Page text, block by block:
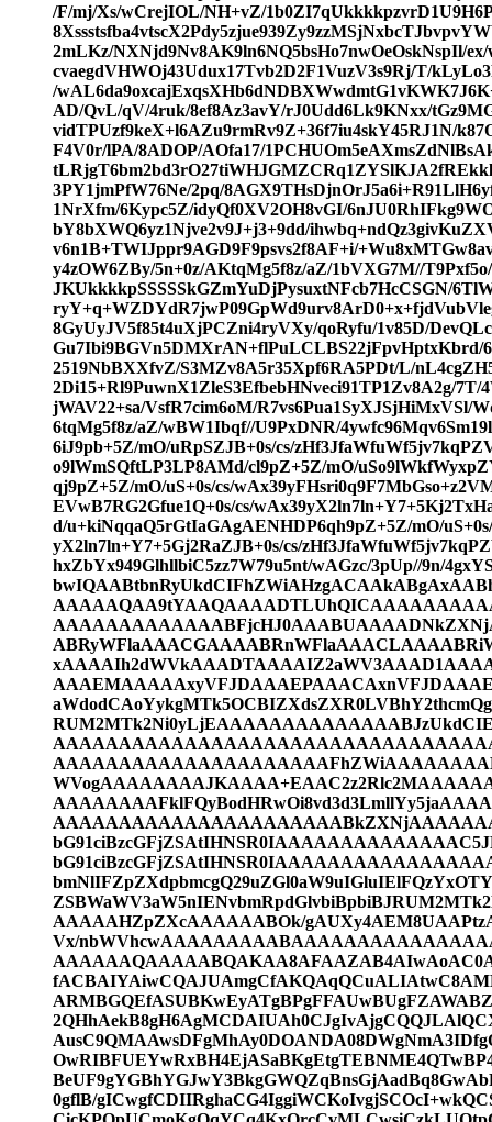
/F/mj/Xs/wCrejIOL/NH+vZ/
2mLKz/NXNjd9Nv8AK9ln6NQ5bsHo7nwOeOskNspIl/
cvaegdVHWOj43Udux17Tvb2D2F1VuzV3s9Rj/T/
/
AD/QvL/qV/4ruk/8ef8Az3avY/rJ0Udd6Lk9KNxx/
vidTPUzf9keX+l6AZu9rmRv9Z+36f7iu4skY45RJ1N/
F4V0r/lPA/8ADOP/AOfa17/
3PY1jmPfW76Ne/2pq/
1NrXfm/6Kypc5Z/idyQf0XV2OH8vGI/
bY8bXWQ6yz1Njve2v9J+j3+9dd/
v6n1B+TWIJppr9AGD9F9psvs2f8AF+i/
y4zOW6ZBy/5n+0z/AKtqMg5f8z/aZ/1bVXG7M//
JKUkkkkpSSSSSkGZmYuDjPysuxtNFcb7HcCSGN/
8GyUyJV5f85t4uXjPCZni4ryVXy/qoRyfu/1v85D/
Gu7Ibi9BGVn5DMXrAN+flPuLCLBS22jFpvHptxKbrd/
2519NbBXXfvZ/S3MZv8A5r35Xpf6RA5PDt/L/
2Di15+Rl9PuwnX1ZleS3EfbebHNveci91TP1Zv8A2g/
jWAV22+sa/VsfR7cim6oM/R7vs6Pua1SyXJSjHiMxVSl/
6tqMg5f8z/aZ/wBW1Ibqf//U9PxDNR/
6iJ9pb+5Z/mO/uRpSZJB+0s/cs/
o9lWmSQftLP3LP8AMd/cl9pZ+5Z/mO/
qj9pZ+5Z/mO/uS+0s/cs/
EVwB7RG2Gfue1Q+0s/cs/
d/u+kiNqqaQ5rGtIaGAgAENHDP6qh9pZ+5Z/mO/
yX2ln7ln+Y7+5Gj2RaZJB+0s/cs/
hxZbYx949GlhllbiC5zz7W79u5nt/wAGzc/3pUp//9n/
AAAAAHZpZXcAAAAAABOk/
Vx/
0gflB/